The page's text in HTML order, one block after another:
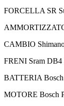
FORCELLA SR
CAMBIO
FRENI Sram DB4
BATTERIA
MOTORE Bosch